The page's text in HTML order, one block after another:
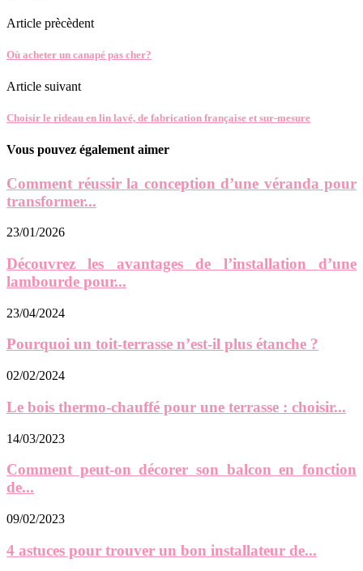
Article prècèdent
Où acheter un canapé pas cher?
Article suivant
Choisir le rideau en lin lavé, de fabrication française et sur-mesure
Vous pouvez également aimer
Comment réussir la conception d’une véranda pour
transformer...
23/01/2026
Découvrez les avantages de l’installation d’une
lambourde pour...
23/04/2024
Pourquoi un toit-terrasse n’est-il plus étanche ?
02/02/2024
Le bois thermo-chauffé pour une terrasse : choisir...
14/03/2023
Comment peut-on décorer son balcon en fonction
de...
09/02/2023
4 astuces pour trouver un bon installateur de...